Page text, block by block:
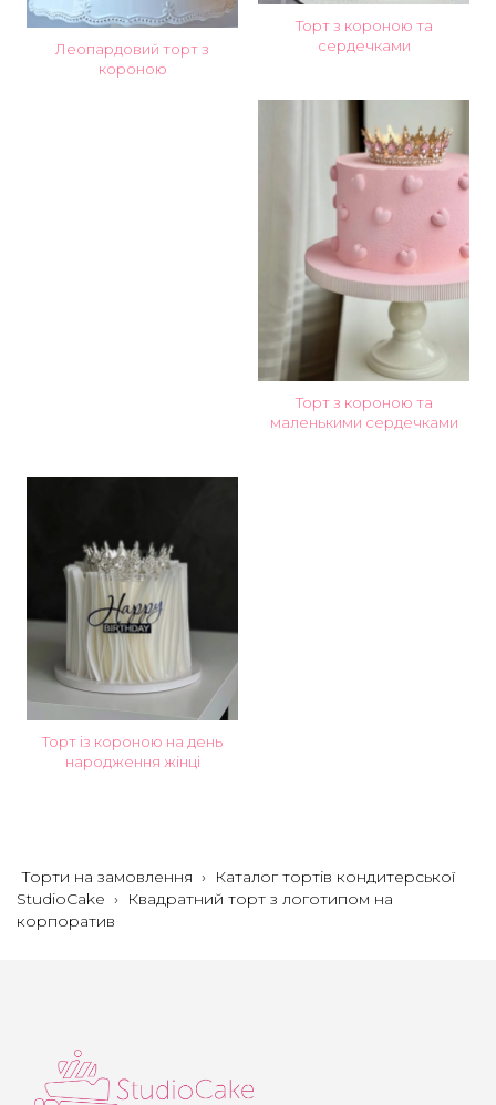
Леопардовий торт з
короною
Торт з короною та
сердечками
Торт з короною та
маленькими сердечками
Торт із короною на день
народження жінці
Торти на замовлення › Каталог тортів кондитерської
StudioCake › Квадратний торт з логотипом на
корпоратив